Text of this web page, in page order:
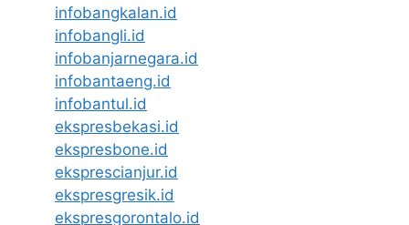
infobangkalan.id
infobangli.id
infobanjarnegara.id
infobantaeng.id
infobantul.id
ekspresbekasi.id
ekspresbone.id
eksprescianjur.id
ekspresgresik.id
ekspresgorontalo.id